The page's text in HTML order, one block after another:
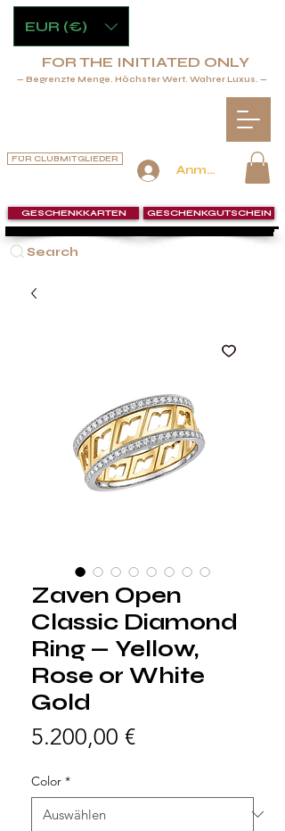
Anmelden
FÜR CLUBMITGLIEDER
Search
GESCHENKKARTEN GESCHENKGUTSCHEIN
FOR THE INITIATED ONLY
— Begrenzte Menge. Höchster Wert. Wahrer Luxus. —
EUR (€)
Zaven Open
Classic Diamond
Ring — Yellow,
Rose or White
Gold
5.200,00 €Preis
Color *